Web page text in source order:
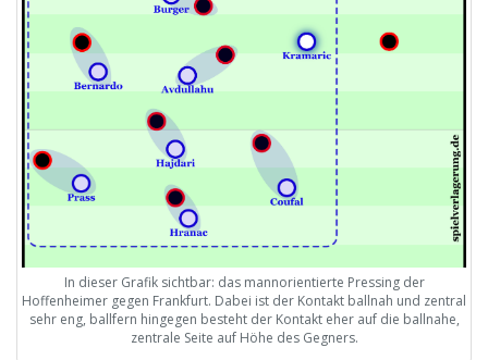
In dieser Grafik sichtbar: das mannorientierte Pressing der
Hoffenheimer gegen Frankfurt. Dabei ist der Kontakt ballnah und zentral
sehr eng, ballfern hingegen besteht der Kontakt eher auf die ballnahe,
zentrale Seite auf Höhe des Gegners.